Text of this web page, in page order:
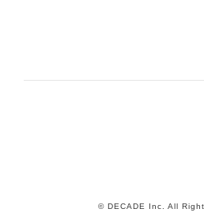
© DECADE Inc. All